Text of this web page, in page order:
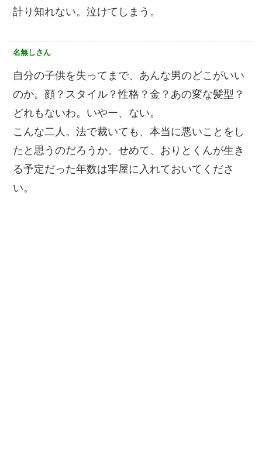
計り知れない。泣けてしまう。
名無しさん
自分の子供を失ってまで、あんな男のどこがいい
のか。顔？スタイル？性格？金？あの変な髪型？
どれもないわ。いやー、ない。
こんな二人。法で裁いても、本当に悪いことをし
たと思うのだろうか。せめて、おりとくんが生き
る予定だった年数は牢屋に入れておいてくださ
い。